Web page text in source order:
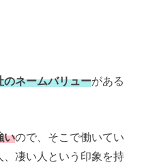
のネームバリューがある
いので、そこで働いてい
凄い人という印象を持